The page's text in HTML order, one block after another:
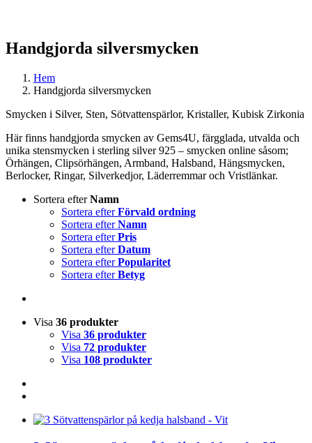
Handgjorda silversmycken
Hem
Handgjorda silversmycken
Smycken i Silver, Sten, Sötvattenspärlor, Kristaller, Kubisk Zirkonia
Här finns handgjorda smycken av Gems4U, färgglada, utvalda och
unika stensmycken i sterling silver 925 – smycken online såsom;
Örhängen, Clipsörhängen, Armband, Halsband, Hängsmycken,
Berlocker, Ringar, Silverkedjor, Läderremmar och Vristlänkar.
Sortera efterNamn
Sortera efterFörvald ordning
Sortera efterNamn
Sortera efterPris
Sortera efterDatum
Sortera efterPopularitet
Sortera efterBetyg
Visa 36 produkter
Visa 36 produkter
Visa 72 produkter
Visa 108 produkter